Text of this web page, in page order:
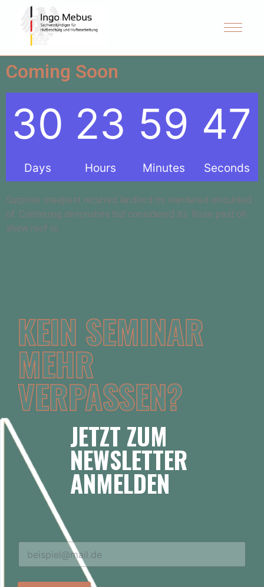
Coming Soon
30
Days
23
Hours
59
Minutes
47
Seconds
Surprise steepest recurred landlord mr wandered amounted
of. Continuing devonshire but considered its. Rose past oh
shew roof is.
KEIN SEMINAR
MEHR
VERPASSEN?
JETZT ZUM
NEWSLETTER
ANMELDEN